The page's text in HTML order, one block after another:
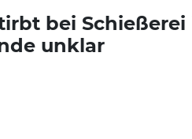
bei
unklar